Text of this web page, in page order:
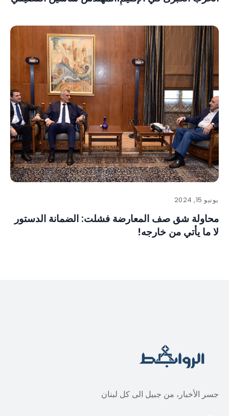
يونيو 15, 2024
محاولة شق صف المعارضة فشلت: الضمانة الدستور
لا ما يأتي من خارجه!
جسر الأخبار، من جبيل الى كل لبنان